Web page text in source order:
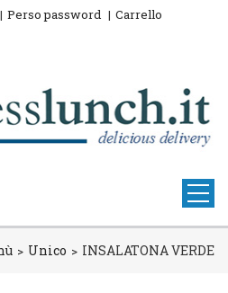
Perso password Carrello
Unico INSALATONA VERDE